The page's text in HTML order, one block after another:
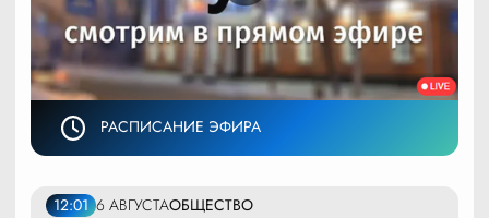
РАСПИСАНИЕ ЭФИРА
12:01 6 АВГУСТАОБЩЕСТВО